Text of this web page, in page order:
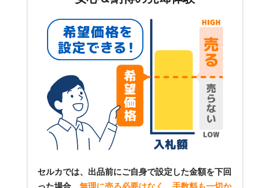
セルカでは、出品前にご自身で設定した金額を下回